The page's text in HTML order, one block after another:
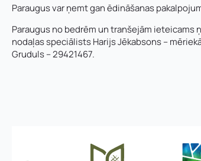
Paraugus var ņemt gan ēdināšanas
Paraugus no bedrēm un tranšejām ieteicams
nodaļas speciālists Harijs Jēkabsons –
Gruduls – 29421467.
a
e
ģ
a
s